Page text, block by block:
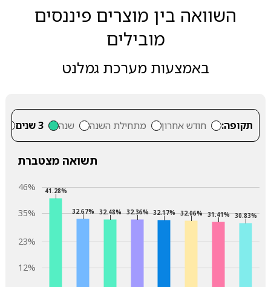
השוואה בין מוצרים פיננסים
מובילים
באמצעות מערכת גמלנט
תקופה: חודש אחרון מתחילת השנה שנה 3 שנים
תשואה מצטברת
12%
23%
35%
46% 41.28%
32.67% 32.48% 32.36% 32.17% 32.06% 31.41% 30.83%